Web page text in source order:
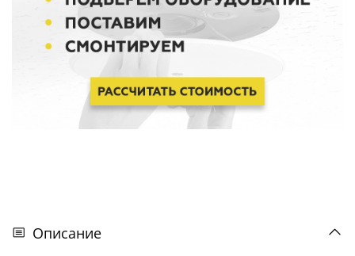
Описание